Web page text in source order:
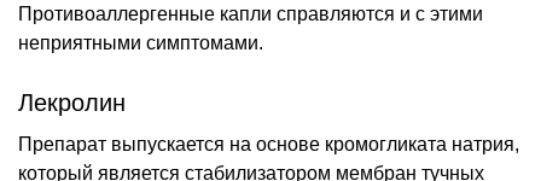
Противоаллергенные капли справляются и с этими
неприятными симптомами.
Лекролин
Препарат выпускается на основе кромогликата натрия,
который является стабилизатором мембран тучных